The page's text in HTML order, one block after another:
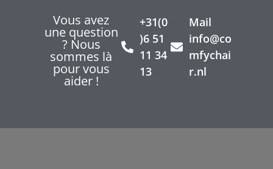
Vous avez
une question
? Nous
sommes là
pour vous
aider !
+31(0
)6 51
11 34
13
Mail
info@co
mfychai
r.nl